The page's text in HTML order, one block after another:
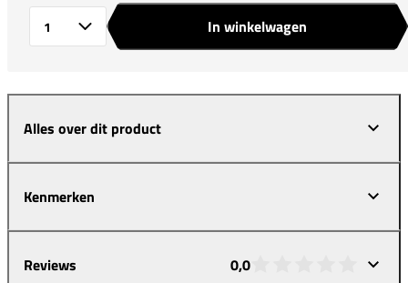
In winkelwagen
Alles over dit product
Kenmerken
Reviews 0,0